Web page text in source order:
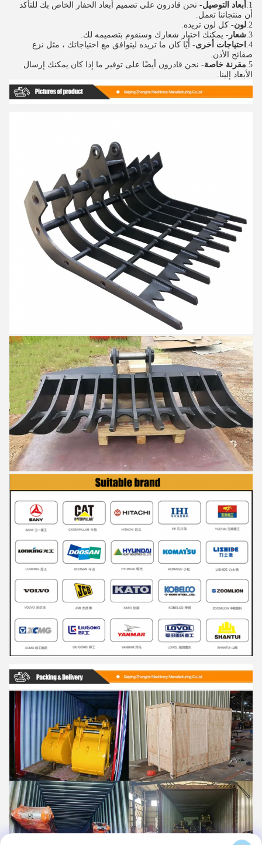
1. أبعاد التوصيل- نحن قادرون على تصميم أبعاد الحفار الخاص بك للتأكد
أن منتجاتنا تعمل.
2. لون- كل لون تريده.
3. شعار - يمكنك اختيار شعارك وسنقوم بتصميمه لك.
4. احتياجات أخرى
صفائح الأذن.
5. مقرنة خاصة
الأبعاد إلينا.